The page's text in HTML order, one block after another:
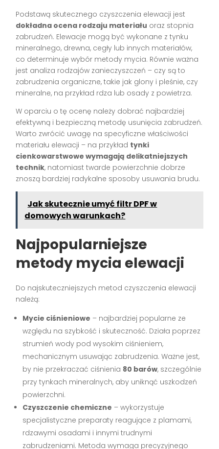
Podstawą skutecznego czyszczenia elewacji jest
dokładna ocena rodzaju materiału oraz stopnia
zabrudzeń. Elewacje mogą być wykonane z tynku
mineralnego, drewna, cegły lub innych materiałów,
co determinuje wybór metody mycia. Równie ważna
jest analiza rodzajów zanieczyszczeń – czy są to
zabrudzenia organiczne, takie jak glony i pleśnie, czy
mineralne, na przykład rdza lub osady z powietrza.
W oparciu o tę ocenę należy dobrać najbardziej
efektywną i bezpieczną metodę usunięcia zabrudzeń.
Warto zwrócić uwagę na specyficzne właściwości
materiału elewacji – na przykład tynki
cienkowarstwowe wymagają delikatniejszych
technik, natomiast twarde powierzchnie dobrze
znoszą bardziej radykalne sposoby usuwania brudu.
Jak skutecznie umyć filtr DPF w
domowych warunkach?
Najpopularniejsze
metody mycia elewacji
Do najskuteczniejszych metod czyszczenia elewacji
należą:
Mycie ciśnieniowe – najbardziej popularne ze
względu na szybkość i skuteczność. Działa poprzez
strumień wody pod wysokim ciśnieniem,
mechanicznym usuwając zabrudzenia. Ważne jest,
by nie przekraczać ciśnienia 80 barów, szczególnie
przy tynkach mineralnych, aby uniknąć uszkodzeń
powierzchni.
Czyszczenie chemiczne – wykorzystuje
specjalistyczne preparaty reagujące z plamami,
rdzawymi osadami i innymi trudnymi
zabrudzeniami. Metoda wymaga precyzyjnego